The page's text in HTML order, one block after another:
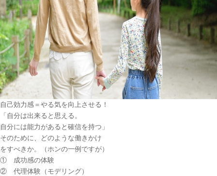
自己効力感＝やる気を向上させる！
「自分は出来ると思える。
自分には能力があると確信を持つ」
そのために、どのような働きかけ
をすべきか。（ホンの一例ですが）
① 成功感の体験
② 代理体験（モデリング）